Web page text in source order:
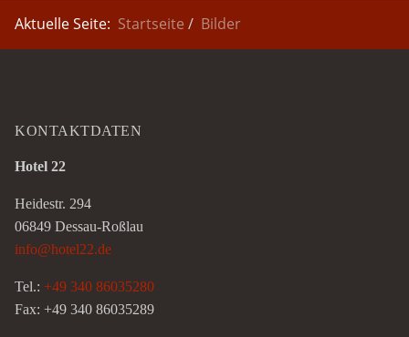
Aktuelle Seite: Startseite Bilder
KONTAKTDATEN
Hotel 22
Heidestr. 294
06849 Dessau-Roßlau
info@hotel22.de
Tel.: +49 340 86035280
Fax: +49 340 86035289